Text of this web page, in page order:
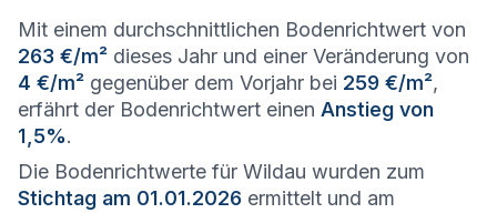
Mit einem durchschnittlichen Bodenrichtwert von
263 €/m² dieses Jahr und einer Veränderung von
4 €/m² gegenüber dem Vorjahr bei 259 €/m²,
erfährt der Bodenrichtwert einen Anstieg von
1,5%.
Die Bodenrichtwerte für Wildau wurden zum
Stichtag am 01.01.2026 ermittelt und am